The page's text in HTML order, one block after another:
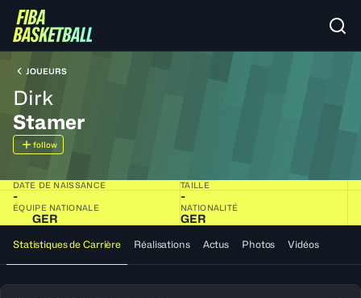
JOUEURS
Dirk
Stamer
follow
DATE DE NAISSANCE
-
TAILLE
-
ÉQUIPE NATIONALE
GER
NATIONALITÉ
GER
Statistiques de Carrière Réalisations Actus Photos Vidéos